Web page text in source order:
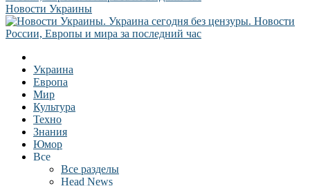
Новости Украины
Украина
Европа
Мир
Культура
Техно
Знания
Юмор
Все
Все разделы
Head News